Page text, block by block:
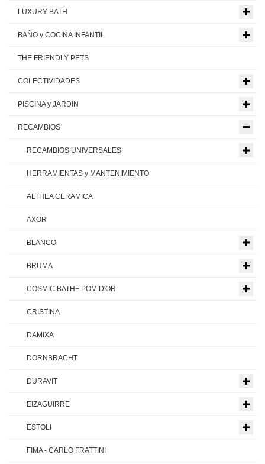
LUXURY BATH
BAÑO y COCINA INFANTIL
THE FRIENDLY PETS
COLECTIVIDADES
PISCINA y JARDIN
RECAMBIOS
RECAMBIOS UNIVERSALES
HERRAMIENTAS y MANTENIMIENTO
ALTHEA CERAMICA
AXOR
BLANCO
BRUMA
COSMIC BATH+ POM D'OR
CRISTINA
DAMIXA
DORNBRACHT
DURAVIT
EIZAGUIRRE
ESTOLI
FIMA - CARLO FRATTINI